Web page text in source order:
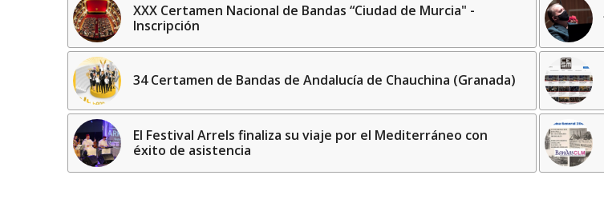
XXX Certamen Nacional de Bandas “Ciudad de Murcia" -
Inscripción
34 Certamen de Bandas de Andalucía de Chauchina (Granada)
El Festival Arrels finaliza su viaje por el Mediterráneo con
éxito de asistencia